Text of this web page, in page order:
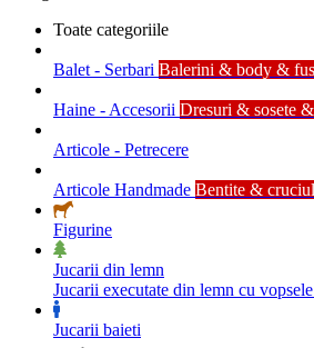
Toate categoriile
Balet - Serbari Balerini & body &
Haine - Accesorii Dresuri & sosete
Articole - Petrecere
Articole Handmade Bentite &
Figurine
Jucarii din lemn
Jucarii executate din lemn cu
Jucarii baieti